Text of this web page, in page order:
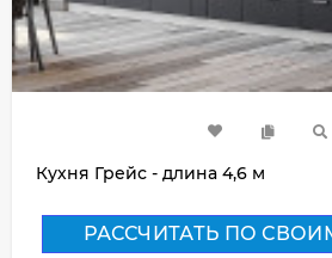
Кухня Грейс - длина 4,6 м
РАССЧИТАТЬ ПО